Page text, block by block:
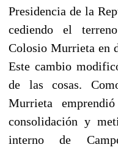
Presidencia de la
cediendo el
Colosio Murrieta en
Este cambio
de las cosas.
Murrieta
consolidación y
interno de